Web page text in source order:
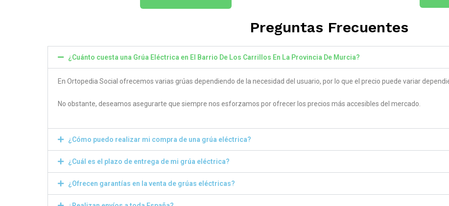
Preguntas Frecuentes
¿Cuánto cuesta una Grúa Eléctrica en El Barrio De Los Carrillos En La Provincia De Murcia​?
En Ortopedia Social ofrecemos varias grúas dependiendo de la necesidad del usuario, por lo que el precio puede variar
No obstante, deseamos asegurarte que siempre nos esforzamos por ofrecer los precios más accesibles del mercado.
¿Cómo puedo realizar mi compra de una grúa eléctrica?
¿Cuál es el plazo de entrega de mi grúa eléctrica?
¿Ofrecen garantías en la venta de grúas eléctricas?